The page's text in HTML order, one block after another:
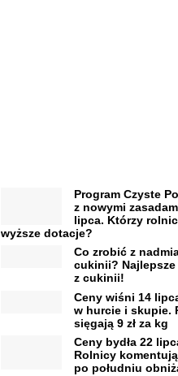
Program Czyste
z nowymi
lipca. Którzy
wyższe dotacje?
Co zrobić z
cukinii?
z cukinii!
Ceny wiśni 14
w hurcie i skupie.
sięgają 9 zł za kg
Ceny bydła 22
Rolnicy
po południu